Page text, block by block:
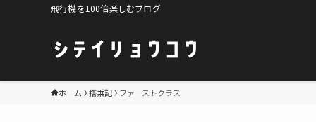
飛行機を100倍楽しむブログ
ホーム 搭乗記 ファーストクラス